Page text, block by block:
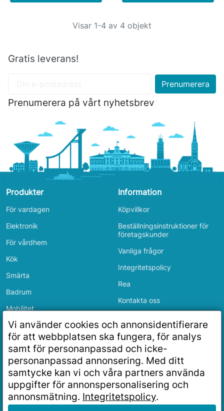
Visar 1-4 av 4 objekt
Gratis leverans!
Prenumerera på vårt nyhetsbrev
Produkter
För vardagen
Elektronik
För vårdhem
Kök
Smärta
Badrum
Mobilitet
Sovrum
Information
Köpvillkor
Beställningsinstruktioner för
företagskunder
Vanliga frågor
Integritetspolicy
Rea
Kontakta oss
Butiksinformation
mail info@seniorernasbutik.se
phone070 424 1428 (företagskunder)
Vi använder cookies och annonsidentifierare
för att webbplatsen ska fungera, för analys
samt för personanpassad och icke-
personanpassad annonsering. Med ditt
samtycke kan vi och våra partners använda
uppgifter för annonspersonalisering och
annonsmätning. Integritetspolicy.